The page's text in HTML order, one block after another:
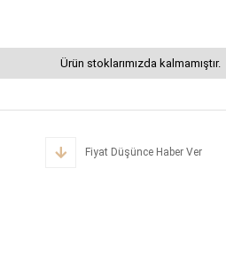
Ürün stoklarımızda kalmamıştır.
Fiyat Düşünce Haber Ver